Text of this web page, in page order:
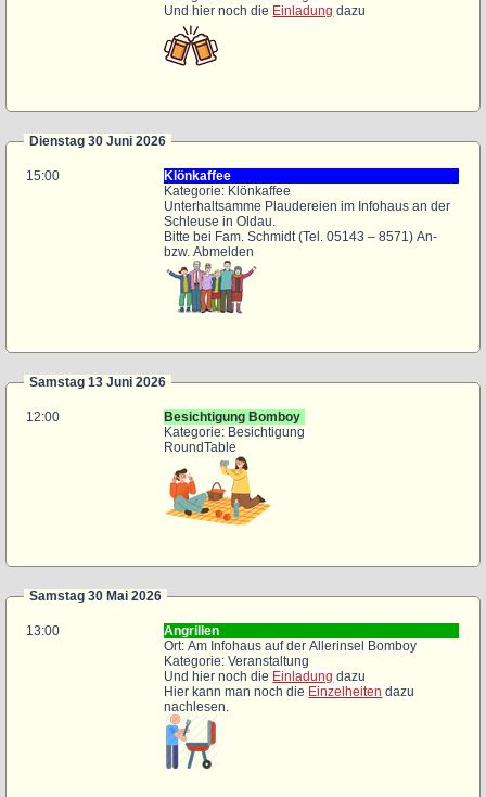
Und hier noch die Einladung dazu
Dienstag 30 Juni 2026
15:00
Klönkaffee
Kategorie: Klönkaffee
Unterhaltsamme Plaudereien im Infohaus an der
Schleuse in Oldau.
Bitte bei Fam. Schmidt (Tel. 05143 – 8571) An-
bzw. Abmelden
Samstag 13 Juni 2026
12:00
Besichtigung Bomboy
Kategorie: Besichtigung
RoundTable
Samstag 30 Mai 2026
13:00
Angrillen
Ort: Am Infohaus auf der Allerinsel Bomboy
Kategorie: Veranstaltung
Und hier noch die Einladung dazu
Hier kann man noch die Einzelheiten dazu
nachlesen.